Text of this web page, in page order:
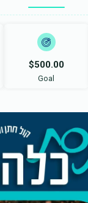
$500.00
Goal